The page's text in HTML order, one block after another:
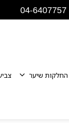
החלקות שיער